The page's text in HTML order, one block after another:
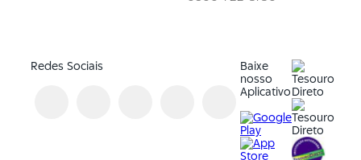
Redes Sociais
Baixe
nosso
Aplicativo